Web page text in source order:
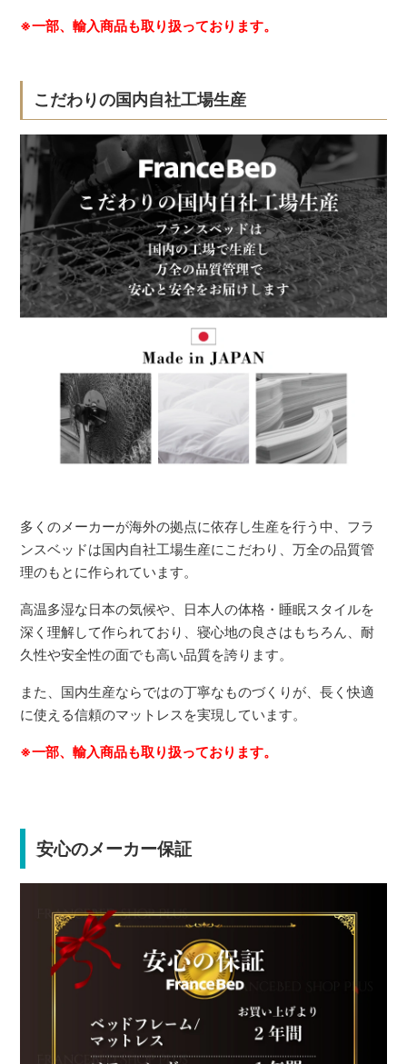
※一部、輸入商品も取り扱っております。
こだわりの国内自社工場生産
多くのメーカーが海外の拠点に依存し生産を行う中、フラ
ンスベッドは国内自社工場生産にこだわり、万全の品質管
理のもとに作られています。
高温多湿な日本の気候や、日本人の体格・睡眠スタイルを
深く理解して作られており、寝心地の良さはもちろん、耐
久性や安全性の面でも高い品質を誇ります。
また、国内生産ならではの丁寧なものづくりが、長く快適
に使える信頼のマットレスを実現しています。
※一部、輸入商品も取り扱っております。
安心のメーカー保証